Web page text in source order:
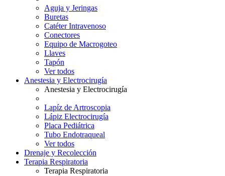
Aguja y Jeringas
Buretas
Catéter Intravenoso
Conectores
Equipo de Macrogoteo
Llaves
Tapón
Ver todos
Anestesia y Electrocirugía
Anestesia y Electrocirugía
Lapíz de Artroscopia
Lápiz Electrocirugía
Placa Pediátrica
Tubo Endotraqueal
Ver todos
Drenaje y Recolección
Terapia Respiratoria
Terapia Respiratoria